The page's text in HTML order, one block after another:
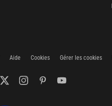
Aide Cookies Gérer les cookies